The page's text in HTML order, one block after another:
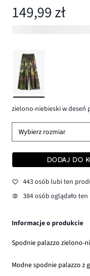
149,99 zł
zielono-niebieski w deseń
Wybierz rozmiar
DODAJ DO
443 osób lubi ten
384 osób oglądało
Informacje o produkcie
Spodnie palazzo zielono-
Modne spodnie palazzo z